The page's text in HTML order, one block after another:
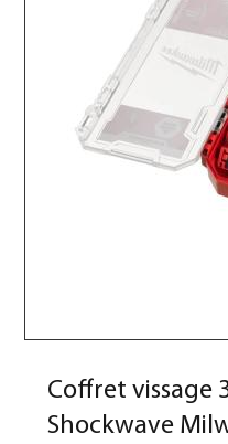
Coffret vissage
Shockwave